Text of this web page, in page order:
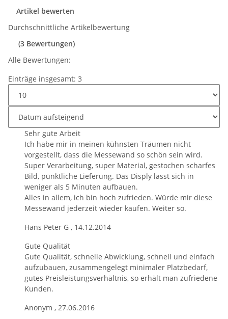
Durchschnittliche Artikelbewertung
(3 Bewertungen)
Artikel bewerten
Alle Bewertungen:
Einträge insgesamt: 3
Sehr gute Arbeit
Ich habe mir in meinen kühnsten Träumen nicht
vorgestellt, dass die Messewand so schön sein wird.
Super Verarbeitung, super Material, gestochen scharfes
Bild, pünktliche Lieferung. Das Disply lässt sich in
weniger als 5 Minuten aufbauen.
Alles in allem, ich bin hoch zufrieden. Würde mir diese
Messewand jederzeit wieder kaufen. Weiter so.
Hans Peter G , 14.12.2014
Gute Qualität
Gute Qualität, schnelle Abwicklung, schnell und einfach
aufzubauen, zusammengelegt minimaler Platzbedarf,
gutes Preisleistungsverhältnis, so erhält man zufriedene
Kunden.
Anonym , 27.06.2016